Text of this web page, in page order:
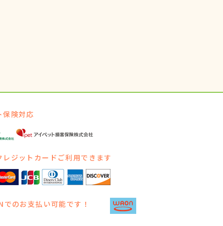
保険対応
レジットカードご利用できます
でのお支払い可能です！